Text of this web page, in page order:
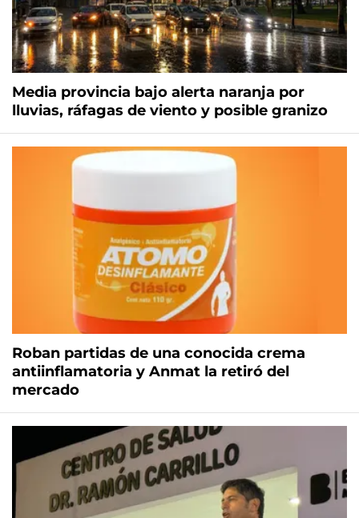
Media provincia bajo alerta naranja por
lluvias, ráfagas de viento y posible granizo
Roban partidas de una conocida crema
antiinflamatoria y Anmat la retiró del
mercado